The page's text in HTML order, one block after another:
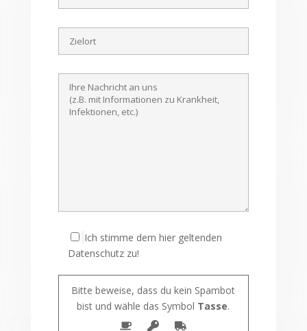
Ich stimme dem hier geltenden
Datenschutz zu!
Bitte beweise, dass du kein Spambot
bist und wähle das Symbol Tasse.